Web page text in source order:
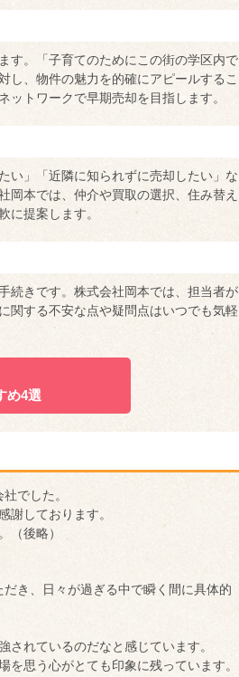
す。「子育てのためにこの街の学区内で
し、物件の魅力を的確にアピールするこ
トワークで早期売却を目指します。
い」「近隣に知られずに売却したい」な
岡本では、仲介や買取の選択、住み替え
に提案します。
続きです。株式会社岡本では、担当者が
関する不安な点や疑問点はいつでも気軽
め4選
でした。
謝しております。
（後略）
き、日々が過ぎる中で瞬く間に具体的
れているのだなと感じています。
思う心がとても印象に残っています。